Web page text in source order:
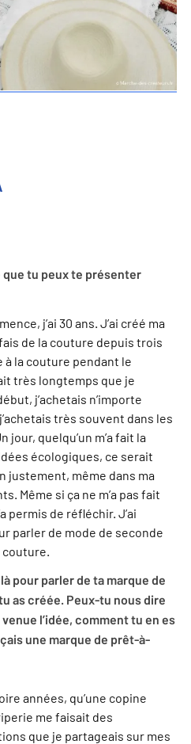
que tu peux te présenter
j’ai 30 ans. J’ai créé ma
de la couture depuis trois
à la couture pendant le
très longtemps que je
j’achetais n’importe
très souvent dans les
quelqu’un m’a fait la
écologiques, ce serait
justement, même dans ma
Même si ça ne m’a pas fait
permis de réfléchir. J’ai
parler de mode de seconde
couture.
pour parler de ta marque de
as créée. Peux-tu nous dire
venue l’idée, comment tu en es
une marque de prêt-à-
années, qu’une copine
me faisait des
que je partageais sur mes